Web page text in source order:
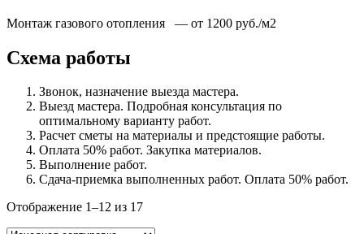
Монтаж газового отопления — от 1200 руб./м2
Схема работы
Звонок, назначение выезда мастера.
Выезд мастера. Подробная консультация по
оптимальному варианту работ.
Расчет сметы на материалы и предстоящие работы.
Оплата 50% работ. Закупка материалов.
Выполнение работ.
Сдача-приемка выполненных работ. Оплата 50% работ.
Отображение 1–12 из 17